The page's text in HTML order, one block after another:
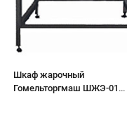
Шкаф жарочный
Гомельторгмаш ШЖЭ-01